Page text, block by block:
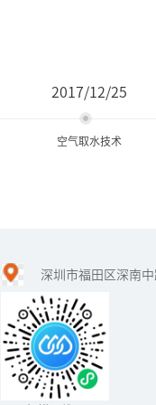
2017/12/25
空气取水技术
全球有13个人均水资源贫
乏国家，中国就是其中之
一。喝水难，喝安全健康
水难，都已经成为了普遍
现象了。为了解决这个问
题，福能...
深圳市福田区深南